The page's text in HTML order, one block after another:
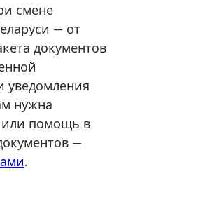
смене
— от
документов
уведомления
нужна
или помощь в
—
.